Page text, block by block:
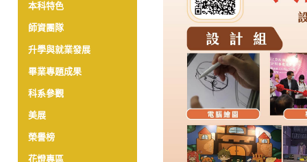
本科特色
師資團隊
升學與就業發展
畢業專題成果
科系參觀
美展
榮譽榜
花燈專區